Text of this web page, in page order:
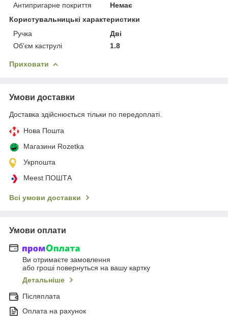
Антипригарне покриття
Немає
Користувальницькі характеристики
Ручка
Дві
Об'єм каструлі
1.8
Приховати
Умови доставки
Доставка здійснюється тільки по передоплаті.
Нова Пошта
Магазини Rozetka
Укрпошта
Meest ПОШТА
Всі умови доставки
Умови оплати
Ви отримаєте замовлення
або гроші повернуться на вашу картку
Детальніше
Післяплата
Оплата на рахунок